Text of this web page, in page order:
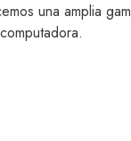
una amplia